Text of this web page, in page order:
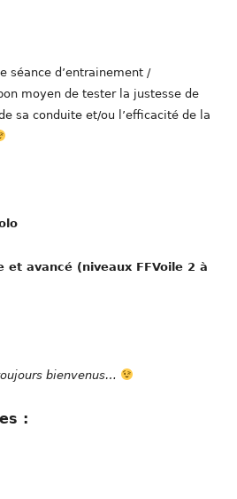
séance d’entrainement /
moyen de tester la justesse de
sa conduite et/ou l’efficacité de la
et avancé (niveaux FFVoile 2 à
jours bienvenus…
: